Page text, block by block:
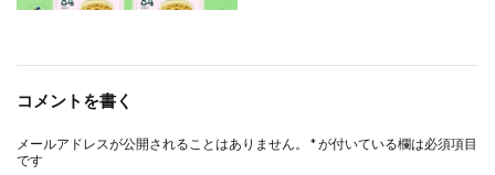
コメントを書く
メールアドレスが公開されることはありません。 *が付いている欄は必須項目
です